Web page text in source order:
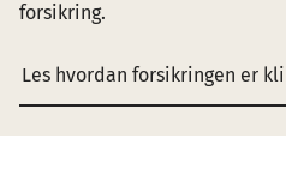
forsikring.
Les hvordan forsikringen er